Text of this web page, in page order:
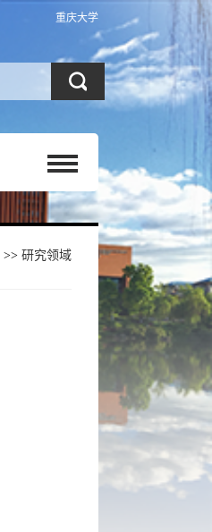
重庆大学
>> 研究领域